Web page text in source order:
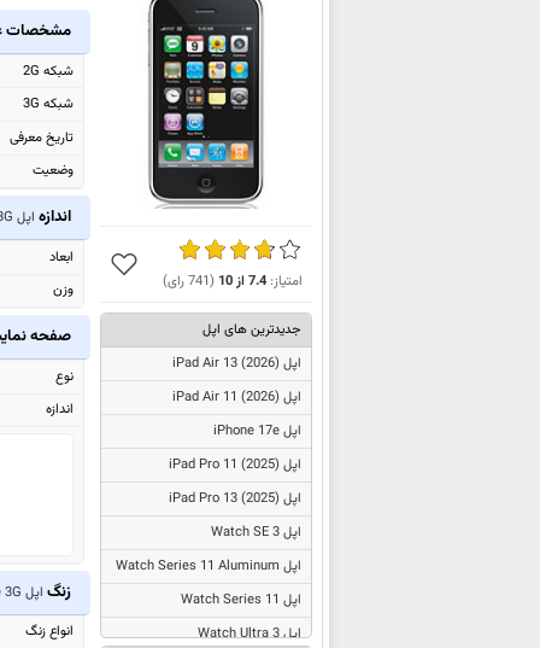
امتیاز:7.4از10
(
741رای)
جدیدترین های اپل
اپل iPad Air 13 (2026)
اپل iPad Air 11 (2026)
اپل iPhone 17e
اپل iPad Pro 11 (2025)
اپل iPad Pro 13 (2025)
اپل Watch SE 3
اپل Watch Series 11 Aluminum
اپل Watch Series 11
اپل Watch Ultra 3
مشخصات
شبکه 2G
شبکه 3G
تاریخ معرفی
وضعیت
اندازه اپل iPhone 3G
ابعاد
وزن
صفحه
نوع
اندازه
زنگ اپل iPhone 3G
انواع زنگ